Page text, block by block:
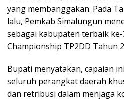
yang membanggakan. Pada
lalu, Pemkab Simalungun
sebagai kabupaten terbaik
Championship TP2DD Tahun
Bupati menyatakan, capaian
seluruh perangkat daerah
dan retribusi dalam menjaga